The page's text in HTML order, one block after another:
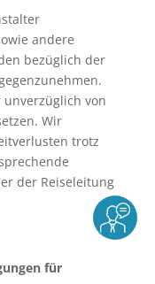
andere
bezüglich der
von
Wir
trotz
der Reiseleitung
für